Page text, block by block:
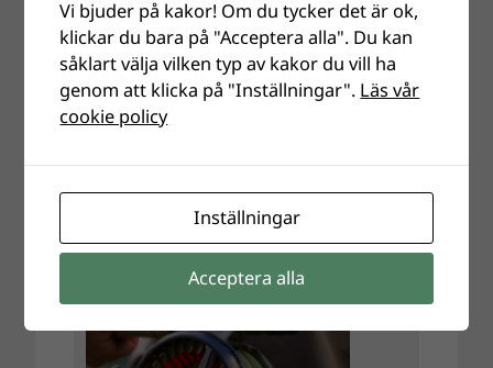
Vi bjuder på kakor! Om du tycker det är ok,
klickar du bara på "Acceptera alla". Du kan
såklart välja vilken typ av kakor du vill ha
genom att klicka på "Inställningar". Läs vår
cookie policy
Inställningar
Acceptera alla